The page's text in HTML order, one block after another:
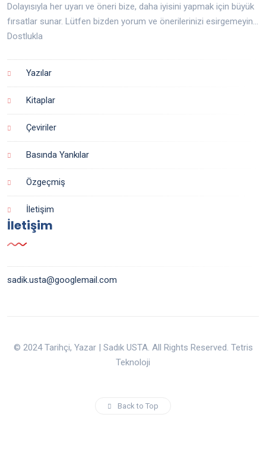
Dolayısıyla her uyarı ve öneri bize, daha iyisini yapmak için büyük
fırsatlar sunar. Lütfen bizden yorum ve önerilerinizi esirgemeyin...
Dostlukla
Yazılar
Kitaplar
Çeviriler
Basında Yankılar
Özgeçmiş
İletişim
İletişim
sadik.usta@googlemail.com
© 2024 Tarihçi, Yazar | Sadık USTA. All Rights Reserved. Tetris
Teknoloji
Back to Top